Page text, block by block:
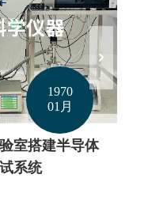
助武汉理工搭
学测试系统
1970
01月